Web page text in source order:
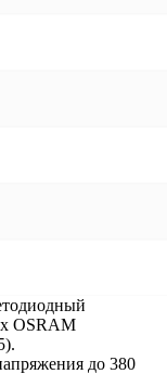
OSRAM
до 380